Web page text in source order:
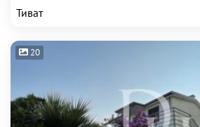
Тиват
20